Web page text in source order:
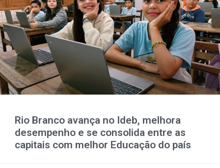
Rio Branco avança no Ideb, melhora
desempenho e se consolida entre as
capitais com melhor Educação do país